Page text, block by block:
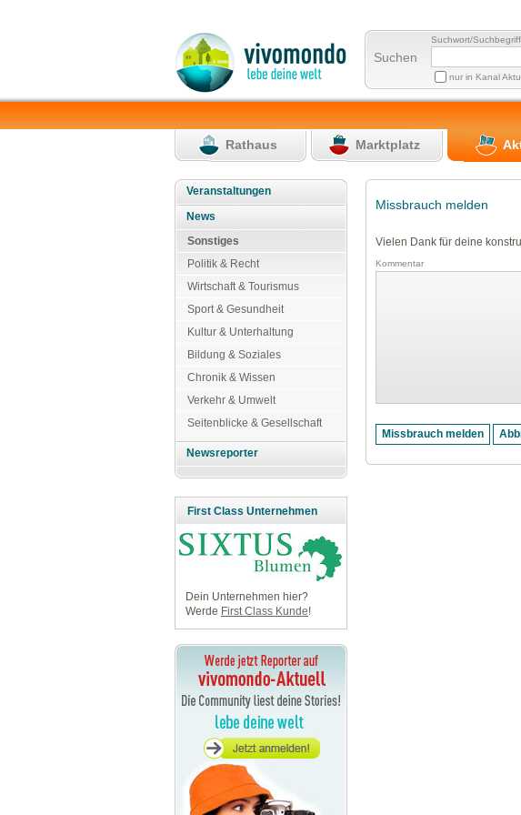
Suchen
Suchwort/Suchbegriff
nur in Kanal
Rathaus Marktplatz
Veranstaltungen
News
Sonstiges
Politik & Recht
Wirtschaft & Tourismus
Sport & Gesundheit
Kultur & Unterhaltung
Bildung & Soziales
Chronik & Wissen
Verkehr & Umwelt
Seitenblicke & Gesellschaft
Newsreporter
First Class Unternehmen
Dein Unternehmen hier?
Werde First Class Kunde!
Missbrauch melden
Vielen Dank für deine
Kommentar